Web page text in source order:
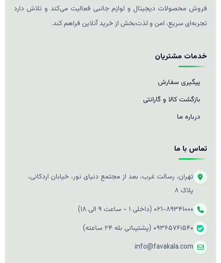
فروش محصولات دیجیتال و لوازم جانبی فعالیت می‌کند و تلاش دارد
تجربه‌ای سریع، امن و لذت‌بخش از خرید آنلاین فراهم کند.
خدمات مشتریان
پیگیری سفارش
بازگشت کالا و گارانتی
درباره ما
تماس با ما
تهران، رسالت غرب، بعد از مجتمع دنیای نور، خیابان اردکانی،
پلاک ۸
۰۲۱-۸۹۳۴۱۰۰۰ (داخلی ۱ - ساعت ۹ الی ۱۸)
۰۹۳۶۵۷۶۱۵۴۰ (پشتیبانی بله ۲۴ ساعته)
info@favakala.com